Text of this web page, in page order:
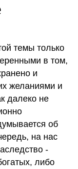
темы только
в том,
и
желаниями и
далеко не
об
на нас
-
либо